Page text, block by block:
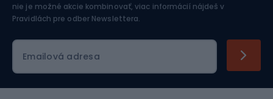
nie je možné akcie kombinovať, viac informácií nájdeš v
Pravidlách pre odber Newslettera.
Emailová adresa